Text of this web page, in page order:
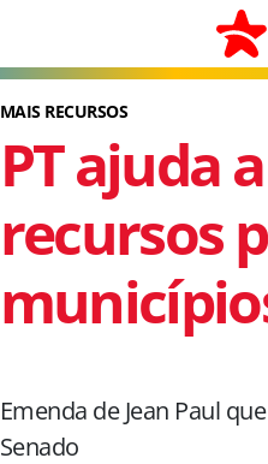
MAIS RECURSOS
PT ajuda
recursos
Emenda de Jean Paul
Senado